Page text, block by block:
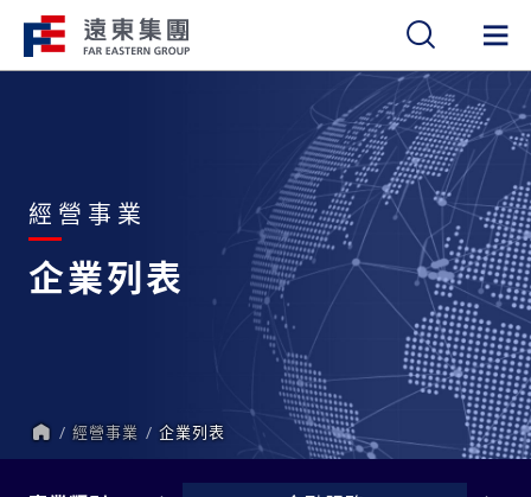
經營事業
企業列表
首
頁
經營事業 企業列表